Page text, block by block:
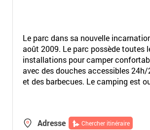
Le parc dans sa nouvelle
août 2009. Le parc possède toutes
installations pour camper
avec des douches accessibles 24h/
et des barbecues. Le camping est
Adresse Chercher itinéraire